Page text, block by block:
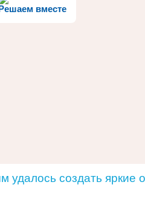
вместе
удалось создать яркие